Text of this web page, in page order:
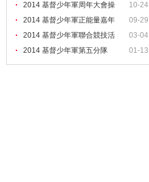
正
10-24
2014 基督少年軍周年大會操
09-29
2014 基督少年軍正能量嘉年
03-04
2014 基督少年軍聯合競技活
01-13
2014 基督少年軍第五分隊
（培